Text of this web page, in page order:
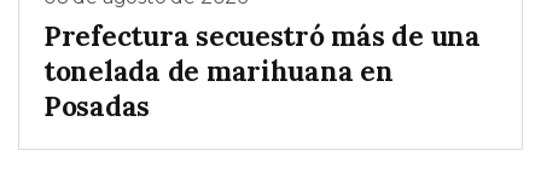
Prefectura secuestró más de una
tonelada de marihuana en
Posadas